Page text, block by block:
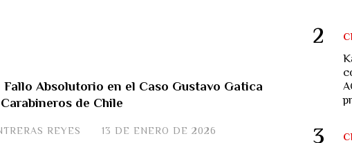
Fallo Absolutorio en el Caso Gustavo Gatica
de Chile
REYES 13 DE ENERO DE 2026